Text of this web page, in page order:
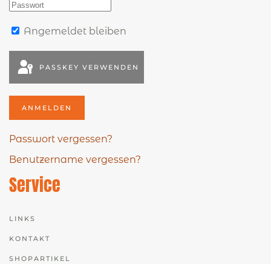
Angemeldet bleiben
PASSKEY VERWENDEN
ANMELDEN
Passwort vergessen?
Benutzername vergessen?
Service
LINKS
KONTAKT
SHOPARTIKEL